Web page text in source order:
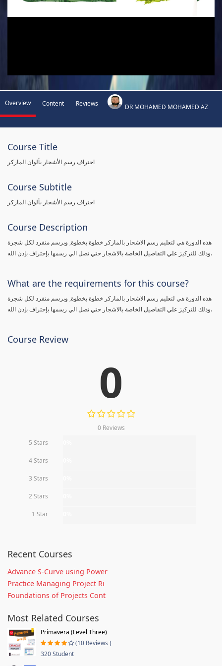
Overview Content Reviews DR MOHAMED MOHAMED AZ
Course Title
احتراف رسم الأشجار بألوان الماركر
Course Subtitle
احتراف رسم الأشجار بألوان الماركر
Course Description
هذه الدورة هي لتعليم رسم الاشجار بالماركر خطوة بخطوة, وبرسم منفرد لكل شجرة
وذلك للتركيز علي التفاصيل الخاصة بالاشجار حتي تصل الي رسمها بإحتراف بإذن الله.
What are the requirements for this course?
هذه الدورة هي لتعليم رسم الاشجار بالماركر خطوة بخطوة, وبرسم منفرد لكل شجرة
وذلك للتركيز علي التفاصيل الخاصة بالاشجار حتي تصل الي رسمها بإحتراف بإذن الله.
Course Review
0
0 Reviews
5 Stars
4 Stars
3 Stars
2 Stars
1 Star
Recent Courses
Advance S-Curve using Power
Practice Managing Project Ri
Foundations of Projects Cont
Most Related Courses
Primavera (Level Three)
(10 Reviews )
320 Student